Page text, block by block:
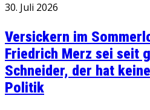
30. Juli 2026
Versickern im
Friedrich Merz sei seit
Schneider, der hat
Politik